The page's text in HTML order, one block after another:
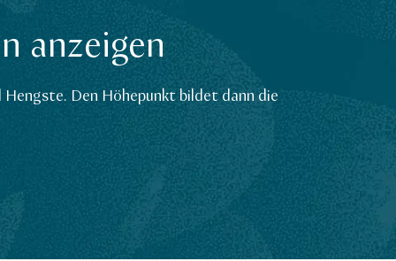
anzeigen
Den Höhepunkt bildet dann die